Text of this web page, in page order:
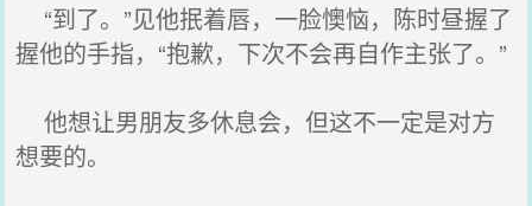
“到了。”见他抿着唇，一脸懊恼，陈时昼握了
握他的手指，“抱歉，下次不会再自作主张了。”
他想让男朋友多休息会，但这不一定是对方
想要的。